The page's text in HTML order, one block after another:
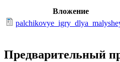
Вложение
Предварительный